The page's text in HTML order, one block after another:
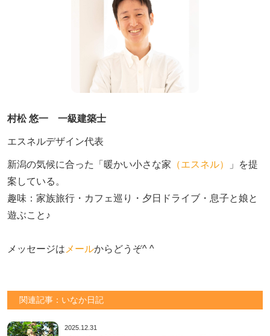
村松 悠一 一級建築士
エスネルデザイン代表
新潟の気候に合った「暖かい小さな家 （エスネル）
」を提
案している。
趣味：家族旅行・カフェ巡り・夕日ドライブ・息子と娘と
遊ぶこと♪
メッセージは メールからどうぞ^ ^
関連記事：いなか日記
2025.12.31